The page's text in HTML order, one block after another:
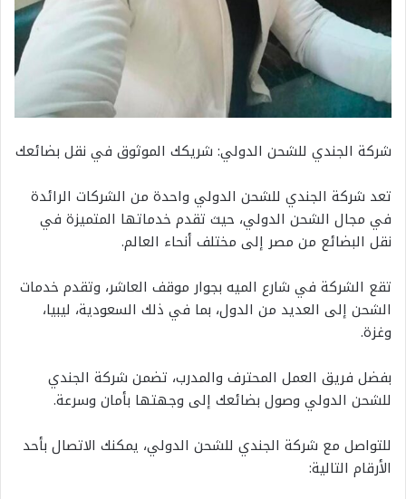
شركة الجندي للشحن الدولي: شريكك الموثوق في نقل بضائعك
تعد شركة الجندي للشحن الدولي واحدة من الشركات الرائدة
في مجال الشحن الدولي، حيث تقدم خدماتها المتميزة في
نقل البضائع من مصر إلى مختلف أنحاء العالم.
تقع الشركة في شارع الميه بجوار موقف العاشر، وتقدم خدمات
الشحن إلى العديد من الدول، بما في ذلك السعودية، ليبيا،
وغزة.
بفضل فريق العمل المحترف والمدرب، تضمن شركة الجندي
للشحن الدولي وصول بضائعك إلى وجهتها بأمان وسرعة.
للتواصل مع شركة الجندي للشحن الدولي، يمكنك الاتصال بأحد
الأرقام التالية: